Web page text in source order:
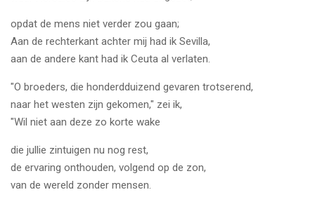
opdat de mens niet verder zou gaan;
Aan de rechterkant achter mij had ik Sevilla,
aan de andere kant had ik Ceuta al verlaten.
"O broeders, die honderdduizend gevaren trotserend,
naar het westen zijn gekomen," zei ik,
"Wil niet aan deze zo korte wake
die jullie zintuigen nu nog rest,
de ervaring onthouden, volgend op de zon,
van de wereld zonder mensen.